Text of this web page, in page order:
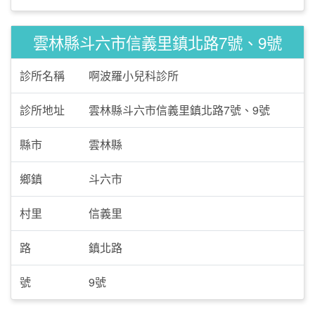
雲林縣斗六市信義里鎮北路7號、9號
診所名稱 啊波羅小兒科診所
診所地址 雲林縣斗六市信義里鎮北路7號、9號
縣市 雲林縣
鄉鎮 斗六市
村里 信義里
路 鎮北路
號 9號